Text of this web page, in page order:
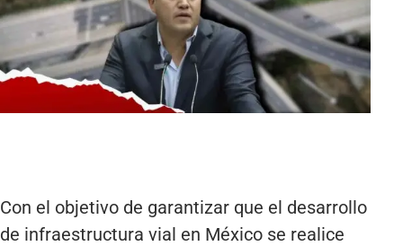
Con el objetivo de garantizar que el desarrollo
de infraestructura vial en México se realice